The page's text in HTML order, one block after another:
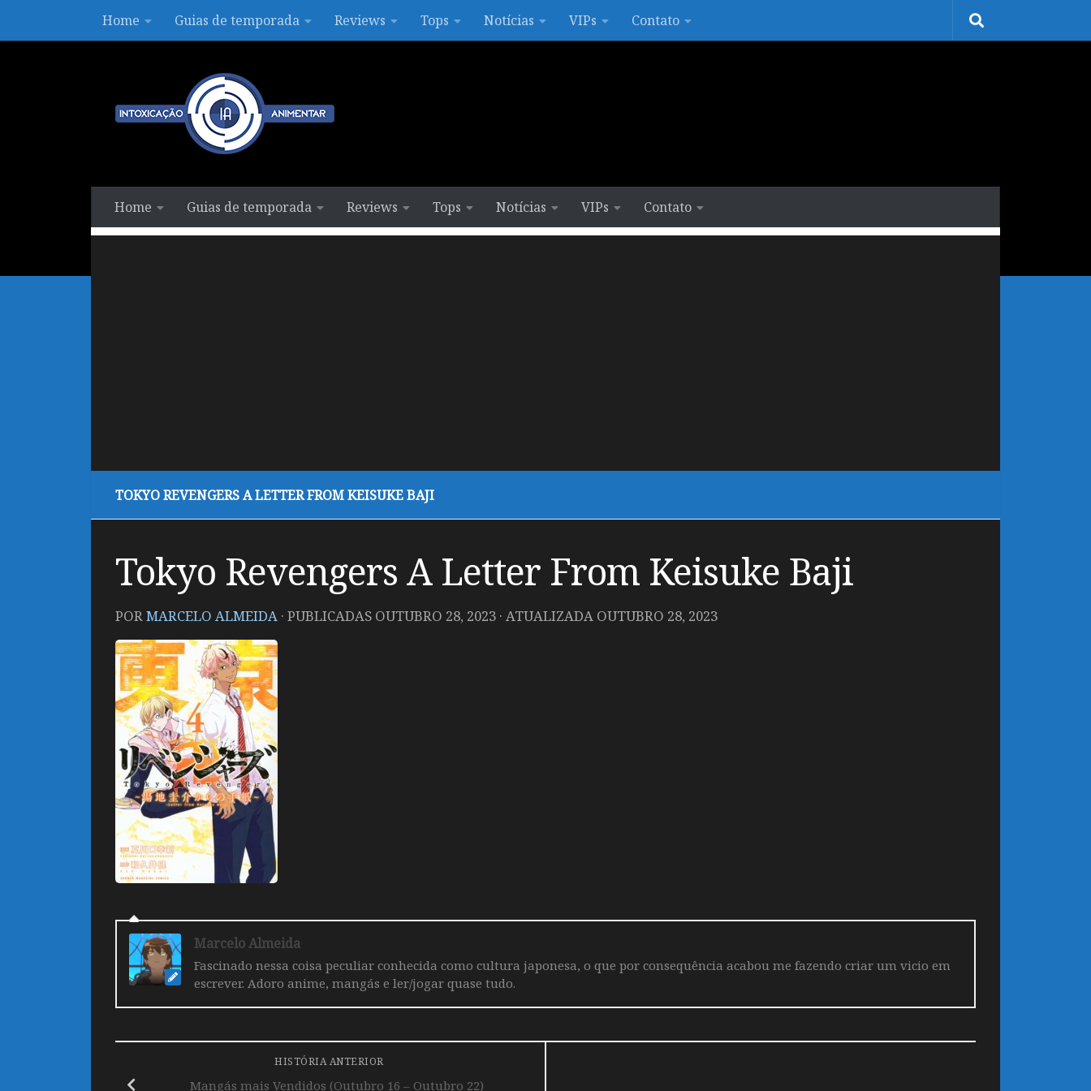
Skip to contentHome Guias de temporada Reviews Tops Notícias VIPs Contato
Home Guias de temporada Reviews Tops Notícias VIPs Contato
TOKYO REVENGERS A LETTER FROM KEISUKE BAJI
Tokyo Revengers A Letter From Keisuke Baji
PORMARCELO ALMEIDA · PUBLICADAS OUTUBRO 28, 2023 · ATUALIZADA OUTUBRO 28, 2023
Marcelo Almeida
Fascinado nessa coisa peculiar conhecida como cultura japonesa, o que por consequência acabou me fazendo criar um vicio em
escrever. Adoro anime, mangás e ler/jogar quase tudo.
HISTÓRIA ANTERIOR
Mangás mais Vendidos (Outubro 16 – Outubro 22)